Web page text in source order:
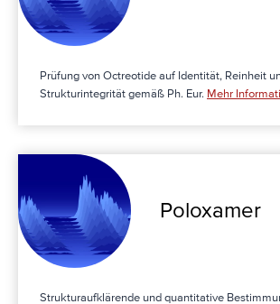
Prüfung von Octreotide auf Identität, Reinheit
Strukturintegrität gemäß Ph. Eur. Mehr
Poloxamer
Strukturaufklärende und quantitative